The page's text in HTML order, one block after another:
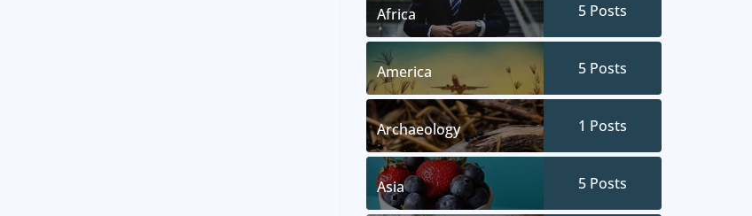
Africa 5 Posts
America 5 Posts
Archaeology 1 Posts
Asia 5 Posts